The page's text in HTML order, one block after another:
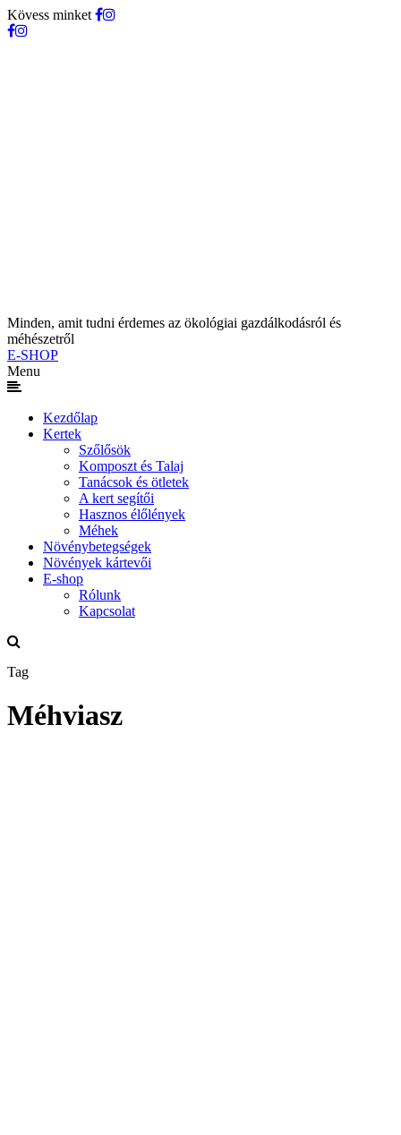
Kövess minket
Minden, amit tudni érdemes az ökológiai gazdálkodásról és
méhészetről
E-SHOP
Menu
Kezdőlap
Kertek
Szőlősök
Komposzt és Talaj
Tanácsok és ötletek
A kert segítői
Hasznos élőlények
Méhek
Növénybetegségek
Növények kártevői
E-shop
Rólunk
Kapcsolat
Tag
Méhviasz